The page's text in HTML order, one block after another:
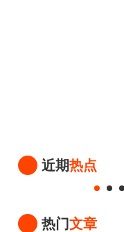
近期热点
热门文章